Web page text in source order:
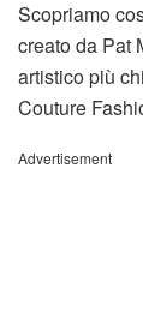
Scopriamo
creato da Pat
artistico più
Couture
Advertisement